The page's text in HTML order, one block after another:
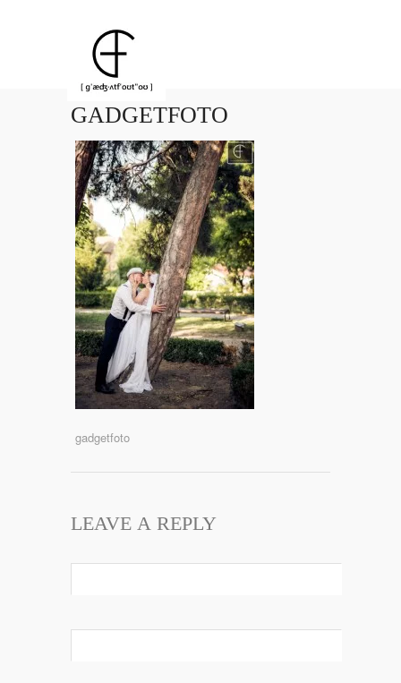
GADGETFOTO
gadgetfoto
LEAVE A REPLY